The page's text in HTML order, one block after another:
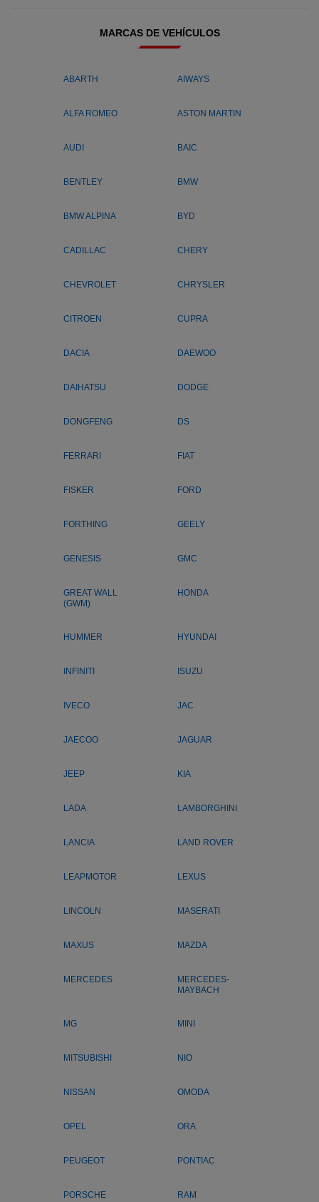
MARCAS DE VEHÍCULOS
ABARTH AIWAYS
ALFA ROMEO ASTON MARTIN
AUDI BAIC
BENTLEY BMW
BMW ALPINA BYD
CADILLAC CHERY
CHEVROLET CHRYSLER
CITROEN CUPRA
DACIA DAEWOO
DAIHATSU DODGE
DONGFENG DS
FERRARI FIAT
FISKER FORD
FORTHING GEELY
GENESIS GMC
GREAT WALL
(GWM)
HONDA
HUMMER HYUNDAI
INFINITI ISUZU
IVECO JAC
JAECOO JAGUAR
JEEP KIA
LADA LAMBORGHINI
LANCIA LAND ROVER
LEAPMOTOR LEXUS
LINCOLN MASERATI
MAXUS MAZDA
MERCEDES
MERCEDES-
MAYBACH
MG MINI
MITSUBISHI NIO
NISSAN OMODA
OPEL ORA
PEUGEOT PONTIAC
PORSCHE RAM